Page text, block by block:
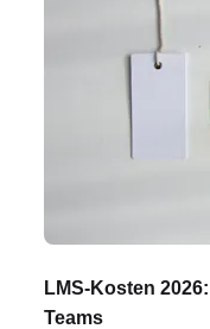
LMS-Kosten
Teams